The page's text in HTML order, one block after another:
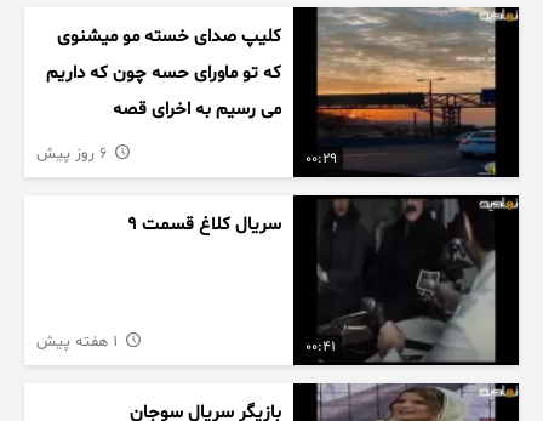
00:29
کلیپ صدای خسته مو میشنوی
که تو ماورای حسه چون که داریم
می رسیم به اخرای قصه
00:41
سریال کلاغ قسمت 9
بازیگر سریال سوجان